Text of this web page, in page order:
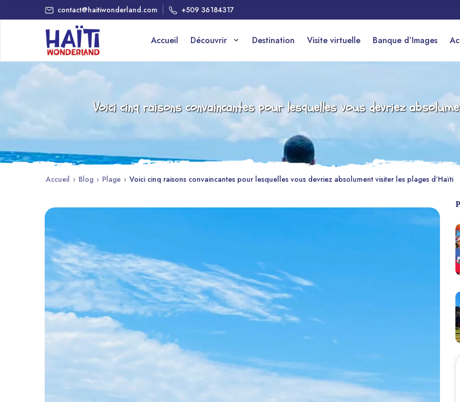
contact@haitiwonderland.com +509 36184317
Accueil Découvrir Destination Visite virtuelle Banque d’Images
Voici cinq raisons convaincantes pour lesquelles vous devriez
Accueil › Blog › Plage › Voici cinq raisons convaincantes pour lesquelles vous devriez absolument visiter les plages d’Haïti